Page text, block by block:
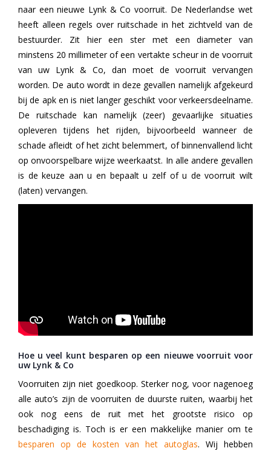
naar een nieuwe Lynk & Co voorruit. De Nederlandse wet
heeft alleen regels over ruitschade in het zichtveld van de
bestuurder. Zit hier een ster met een diameter van
minstens 20 millimeter of een vertakte scheur in de voorruit
van uw Lynk & Co, dan moet de voorruit vervangen
worden. De auto wordt in deze gevallen namelijk afgekeurd
bij de apk en is niet langer geschikt voor verkeersdeelname.
De ruitschade kan namelijk (zeer) gevaarlijke situaties
opleveren tijdens het rijden, bijvoorbeeld wanneer de
schade afleidt of het zicht belemmert, of binnenvallend licht
op onvoorspelbare wijze weerkaatst. In alle andere gevallen
is de keuze aan u en bepaalt u zelf of u de voorruit wilt
(laten) vervangen.
Hoe u veel kunt besparen op een nieuwe voorruit voor
uw Lynk & Co
Voorruiten zijn niet goedkoop. Sterker nog, voor nagenoeg
alle auto’s zijn de voorruiten de duurste ruiten, waarbij het
ook nog eens de ruit met het grootste risico op
beschadiging is. Toch is er een makkelijke manier om te
besparen op de kosten van het autoglas. Wij hebben